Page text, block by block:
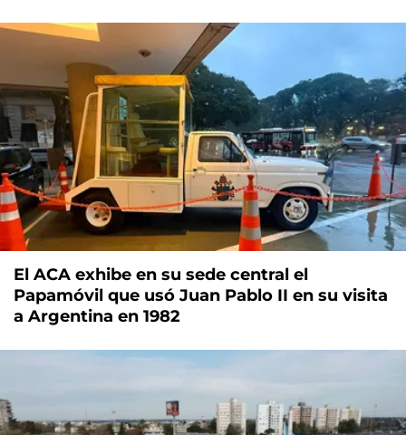
El ACA exhibe en su sede central el
Papamóvil que usó Juan Pablo II en su visita
a Argentina en 1982